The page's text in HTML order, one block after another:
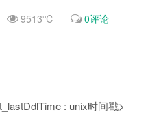
9513℃ 0评论
: unix时间戳>